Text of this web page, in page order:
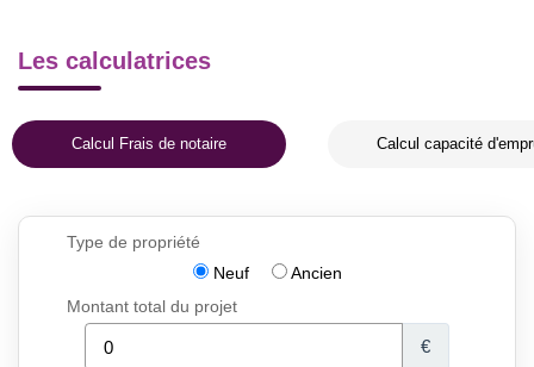
Les calculatrices
Calcul Frais de notaire Calcul capacité